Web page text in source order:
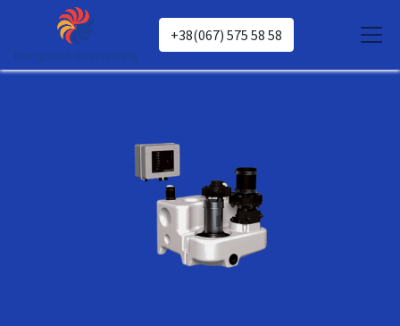
+38(067) 575 58 58